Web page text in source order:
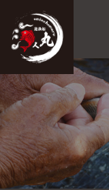
ホーム
システムご案内
最新釣果情報